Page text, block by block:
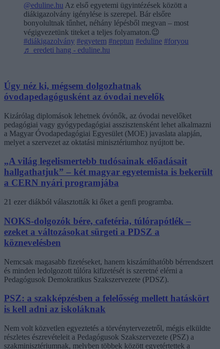
@eduline.hu Az első egyetemi ügyintézések között a
diákigazolvány igénylése is szerepel. Bár elsőre
bonyolultnak tűnhet, néhány lépésből megvan – most
végigvezetünk titeket a teljes folyamaton.😉
#diákigazolvány #egyetem #neptun #eduline #foryou
♬ eredeti hang - eduline.hu
Úgy néz ki, mégsem dolgozhatnak
óvodapedagógusként az óvodai nevelők
Kizárólag diplomások lehetnek óvónők, az óvodai nevelőket
pedagógiai vagy gyógypedagógiai asszisztensként lehet alkalmazni
a Magyar Óvodapedagógiai Egyesület (MOE) javaslata alapján,
melyet a szervezet az oktatási minisztériumhoz nyújtott be.
„A világ legelismertebb tudósainak előadásait
hallgathatjuk” – két magyar egyetemista is bekerült
a CERN nyári programjába
21 ezer diákból választották ki őket a genfi programba.
NOKS-dolgozók bére, cafetéria, túlórapótlék –
ezeket a változásokat sürgeti a PDSZ a
köznevelésben
Nemcsak magasabb fizetéseket, hanem kiszámíthatóbb bérrendszert
és minden ledolgozott túlóra kifizetését is szeretné elérni a
Pedagógusok Demokratikus Szakszervezete (PDSZ).
PSZ: a szakképzésben a felelősség mellett hatáskört
is kell adni az iskoláknak
Nem volt közvetlen egyeztetés a törvénytervezetről, mégis elküldte
részletes észrevételeit a Pedagógusok Szakszervezete (PSZ) a
szakminisztériumnak, melyben többek között egyetértettek a